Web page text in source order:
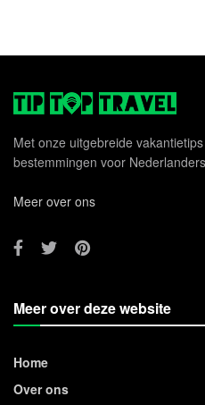
Met onze uitgebreide
bestemmingen voor
Meer over ons
Meer over deze website
Home
Over ons